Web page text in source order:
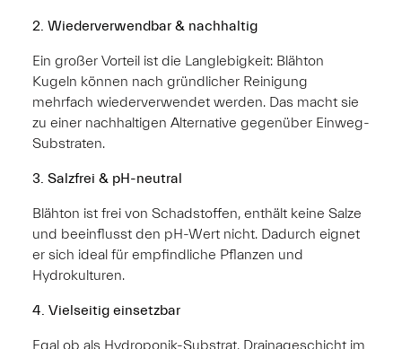
2. Wiederverwendbar & nachhaltig
Ein großer Vorteil ist die Langlebigkeit: Blähton
Kugeln können nach gründlicher Reinigung
mehrfach wiederverwendet werden. Das macht sie
zu einer nachhaltigen Alternative gegenüber Einweg-
Substraten.
3. Salzfrei & pH-neutral
Blähton ist frei von Schadstoffen, enthält keine Salze
und beeinflusst den pH-Wert nicht. Dadurch eignet
er sich ideal für empfindliche Pflanzen und
Hydrokulturen.
4. Vielseitig einsetzbar
Egal ob als Hydroponik-Substrat, Drainageschicht im